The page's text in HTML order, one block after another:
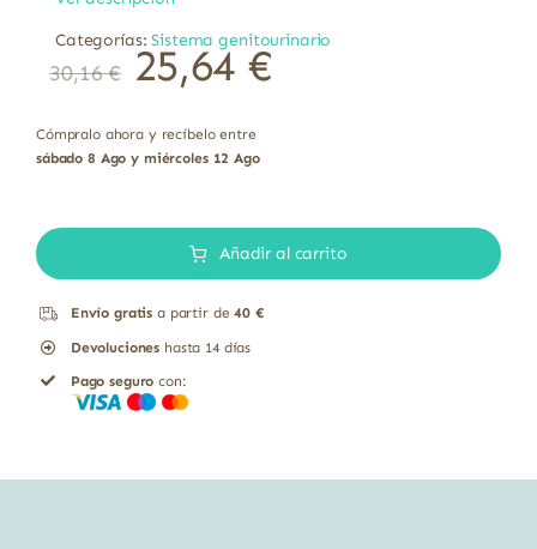
Categorías:Sistema genitourinario
30,16€ 25,64 €
Cómpralo ahora y recíbelo entre
sábado 8 Ago y miércoles 12 Ago
Granada
Añadir al carrito
Envío gratis a partir de40 €
Devoluciones hasta 14 días
Pago seguro con: